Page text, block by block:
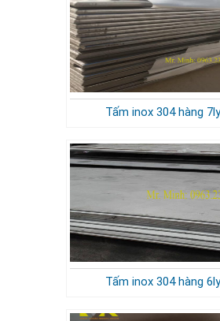
Tấm inox 304 hàng
Tấm inox 304 hàng